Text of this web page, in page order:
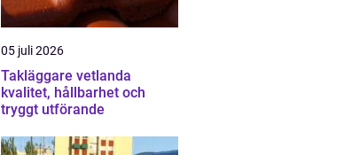
05 juli 2026
Takläggare vetlanda
kvalitet, hållbarhet och
tryggt utförande